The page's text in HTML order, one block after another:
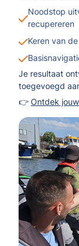
Noodstop
recupereren
Keren van
Je resultaat
toegevoegd
👉 Ontdek